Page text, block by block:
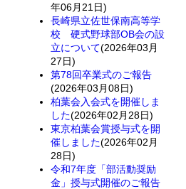
年06月21日)
長崎県立佐世保南高等学
校 硬式野球部OB会の設
立について(2026年03月
27日)
第78回卒業式のご報告
(2026年03月08日)
柏葉会入会式を開催しま
した(2026年02月28日)
東京柏葉会賞授与式を開
催しました(2026年02月
28日)
令和7年度「部活動奨励
金」授与式開催のご報告